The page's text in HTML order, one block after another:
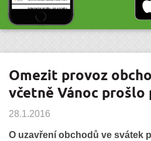
Omezit provoz
včetně Vánoc
28.1.2016
O uzavření obchodů ve svátek